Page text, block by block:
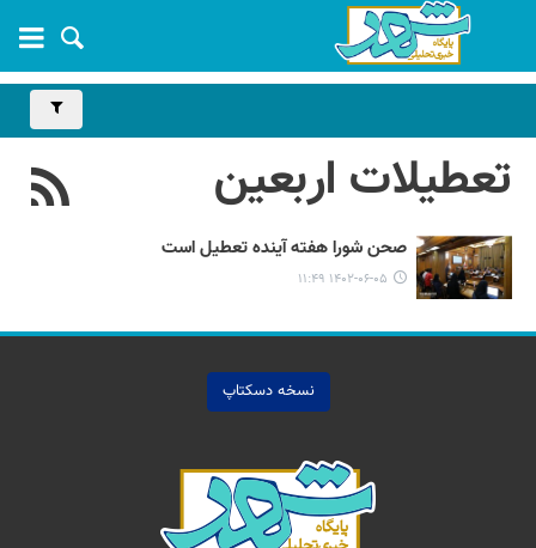
تعطیلات اربعین
صحن شورا هفته آینده تعطیل است
۱۴۰۲-۰۶-۰۵ ۱۱:۴۹
نسخه دسکتاپ